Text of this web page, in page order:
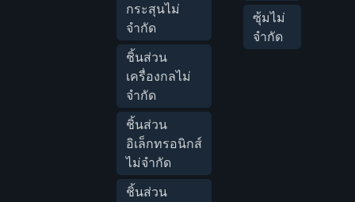
กระสุนไม่
จำกัด
ชิ้นส่วน
เครื่องกลไม่
จำกัด
ชิ้นส่วน
อิเล็กทรอนิกส์
ไม่จำกัด
ชิ้นส่วน
ซุ้มไม่
จำกัด